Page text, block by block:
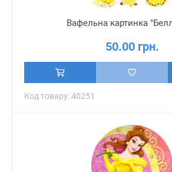
Вафельна картинка
50.00 грн.
Код товару: 40251